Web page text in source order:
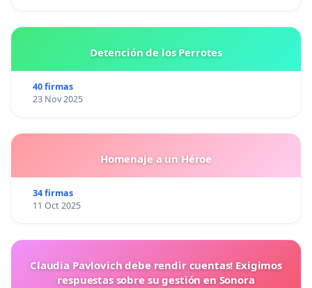
Detención de los Perrotes
40 firmas
23 Nov 2025
Homenaje a un Héroe
34 firmas
11 Oct 2025
Claudia Pavlovich debe rendir cuentas! Exigimos
respuestas sobre su gestión en Sonora